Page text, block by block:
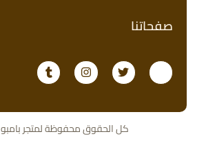
صفحاتنا
كل الحقوق محفوظة لمتجر بامبو 2027